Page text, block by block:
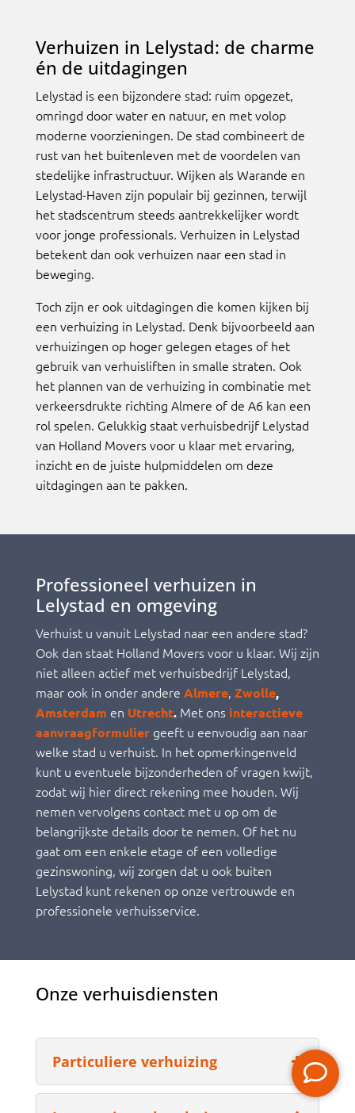
Verhuizen in Lelystad: de charme
én de uitdagingen
Lelystad is een bijzondere stad: ruim opgezet,
omringd door water en natuur, en met volop
moderne voorzieningen. De stad combineert de
rust van het buitenleven met de voordelen van
stedelijke infrastructuur. Wijken als Warande en
Lelystad-Haven zijn populair bij gezinnen, terwijl
het stadscentrum steeds aantrekkelijker wordt
voor jonge professionals. Verhuizen in Lelystad
betekent dan ook verhuizen naar een stad in
beweging.
Toch zijn er ook uitdagingen die komen kijken bij
een verhuizing in Lelystad. Denk bijvoorbeeld aan
verhuizingen op hoger gelegen etages of het
gebruik van verhuisliften in smalle straten. Ook
het plannen van de verhuizing in combinatie met
verkeersdrukte richting Almere of de A6 kan een
rol spelen. Gelukkig staat verhuisbedrijf Lelystad
van Holland Movers voor u klaar met ervaring,
inzicht en de juiste hulpmiddelen om deze
uitdagingen aan te pakken.
Professioneel verhuizen in
Lelystad en omgeving
Verhuist u vanuit Lelystad naar een andere stad?
Ook dan staat Holland Movers voor u klaar. Wij zijn
niet alleen actief met verhuisbedrijf Lelystad,
maar ook in onder andere Almere, Zwolle,
Amsterdam en Utrecht.Met ons interactieve
aanvraagformuliergeeft u eenvoudig aan naar
welke stad u verhuist. In het opmerkingenveld
kunt u eventuele bijzonderheden of vragen kwijt,
zodat wij hier direct rekening mee houden. Wij
nemen vervolgens contact met u op om de
belangrijkste details door te nemen. Of het nu
gaat om een enkele etage of een volledige
gezinswoning, wij zorgen dat u ook buiten
Lelystad kunt rekenen op onze vertrouwde en
professionele verhuisservice.
Onze verhuisdiensten
Particuliere verhuizing